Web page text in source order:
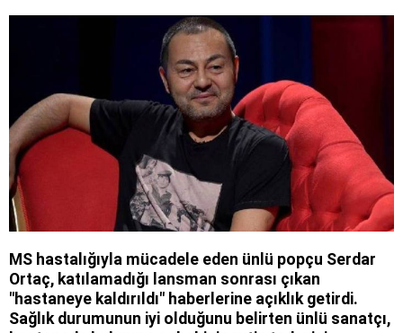
MS hastalığıyla mücadele eden ünlü popçu Serdar
Ortaç, katılamadığı lansman sonrası çıkan
"hastaneye kaldırıldı" haberlerine açıklık getirdi.
Sağlık durumunun iyi olduğunu belirten ünlü sanatçı,